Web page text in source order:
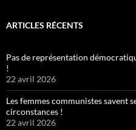
ARTICLES RÉCENTS
Pas de représentation
!
22 avril 2026
Les femmes communistes savent
circonstances !
22 avril 2026